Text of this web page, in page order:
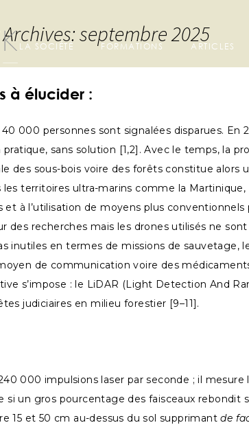
LA SOCIÉTÉ FORMATIONS ARTICLES
septembre 2025
à élucider :
000 personnes sont signalées disparues.
sans solution [1,2]. Avec le temps, la
des sous-bois voire des forêts constitue alors
les territoires ultra-marins comme la
à l’utilisation de moyens plus
des recherches mais les drones utilisés ne
inutiles en termes de missions de sauvetage,
de communication voire des
s’impose : le LiDAR (Light Detection And
judiciaires en milieu forestier [9–11].
000 impulsions laser par seconde ; il
si un gros pourcentage des faisceaux
15 et 50 cm au-dessus du sol supprimantde